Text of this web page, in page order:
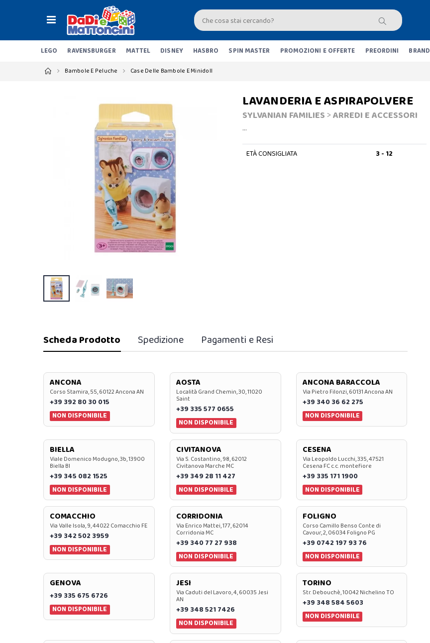
LEGO RAVENSBURGER MATTEL DISNEY HASBRO SPIN MASTER PROMOZIONI E OFFERTE PREORDINI BRAND
Bambole E Peluche Case Delle Bambole E Minidoll
LAVANDERIA E ASPIRAPOLVERE
SYLVANIAN FAMILIES>ARREDI E ACCESSORI
…
ETÀ CONSIGLIATA 3 - 12
Scheda Prodotto Spedizione Pagamenti e Resi
ANCONA
Corso Stamira, 55, 60122 Ancona AN
+39 392 80 30 015
NON DISPONIBILE
AOSTA
Località Grand Chemin, 30, 11020
Saint
+39 335 577 0655
NON DISPONIBILE
ANCONA BARACCOLA
Via Pietro Filonzi, 60131 Ancona AN
+39 340 36 62 275
NON DISPONIBILE
BIELLA
Viale Domenico Modugno, 3b, 13900
Biella BI
+39 345 082 1525
NON DISPONIBILE
CIVITANOVA
Via S. Costantino, 98, 62012
Civitanova Marche MC
+39 349 28 11 427
NON DISPONIBILE
CESENA
Via Leopoldo Lucchi, 335, 47521
Cesena FC c.c. montefiore
+39 335 171 1900
NON DISPONIBILE
COMACCHIO
Via Valle Isola, 9, 44022 Comacchio FE
+39 342 502 3959
NON DISPONIBILE
CORRIDONIA
Via Enrico Mattei, 177, 62014
Corridonia MC
+39 340 77 27 938
NON DISPONIBILE
FOLIGNO
Corso Camillo Benso Conte di
Cavour, 2, 06034 Foligno PG
+39 0742 197 93 76
NON DISPONIBILE
GENOVA
+39 335 675 6726
NON DISPONIBILE
JESI
Via Caduti del Lavoro, 4, 60035 Jesi
AN
+39 348 521 7426
NON DISPONIBILE
TORINO
Str. Debouchè, 10042 Nichelino TO
+39 348 584 5603
NON DISPONIBILE